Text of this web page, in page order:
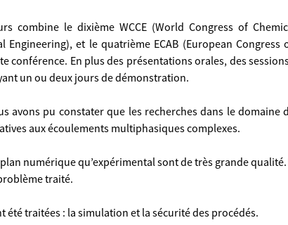
combine le dixième WCCE (World Congress of
Engineering), et le quatrième ECAB (European
conférence. En plus des présentations orales, des
un ou deux jours de démonstration.
avons pu constater que les recherches dans le domaine
aux écoulements multiphasiques complexes.
numérique qu’expérimental sont de très grande
traité.
été traitées : la simulation et la sécurité des procédés.